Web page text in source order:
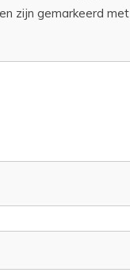
zijn gemarkeerd met